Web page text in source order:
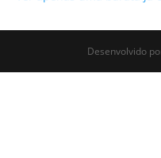
Desenvolvido